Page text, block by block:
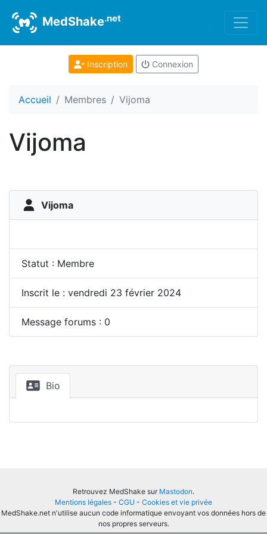
MedShake.net
Inscription Connexion
Accueil Membres Vijoma
Vijoma
Vijoma
Statut : Membre
Inscrit le : vendredi 23 février 2024
Message forums : 0
Bio
Retrouvez MedShake sur Mastodon.
Mentions légales - CGU - Cookies et vie privée
MedShake.net n'utilise aucun code informatique envoyant vos données hors de
nos propres serveurs.